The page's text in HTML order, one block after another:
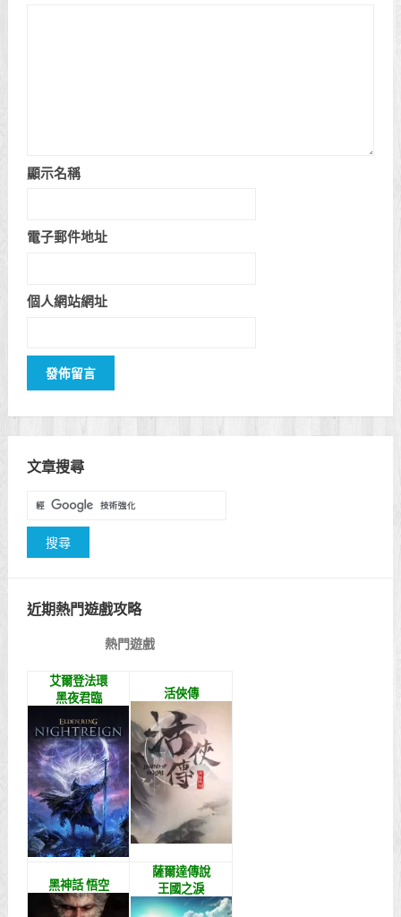
顯示名稱
電子郵件地址
個人網站網址
文章搜尋
近期熱門遊戲攻略
熱門遊戲
艾爾登法環
黑夜君臨
活俠傳
黑神話 悟空
薩爾達傳說
王國之淚